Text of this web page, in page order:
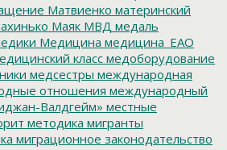
Матвиенко материнский
Маяк МВД медаль
Медицина медицина_ЕАО
класс медоборудование
медсестры международная
отношения международный
Валдгейм» местные
методика мигранты
миграционное законодательство